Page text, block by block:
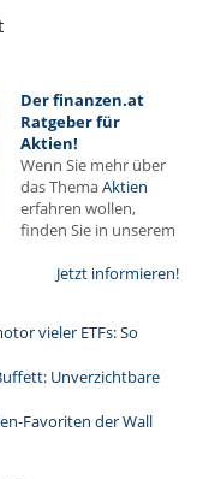
Der finanzen.at
Ratgeber für
Aktien!
Wenn Sie mehr über
das ThemaAktien
erfahren wollen,
finden Sie in unserem
Jetzt informieren!
vieler ETFs: So
Unverzichtbare
Favoriten der Wall